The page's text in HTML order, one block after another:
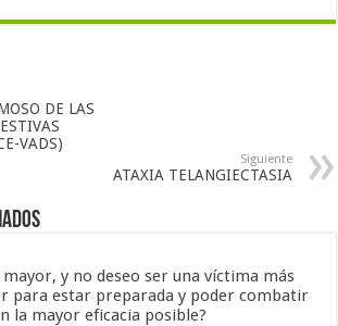
DE LAS
VADS)
Siguiente
ATAXIA TELANGIECTASIA
y no deseo ser una víctima más
para estar preparada y poder combatir
la mayor eficacia posible?